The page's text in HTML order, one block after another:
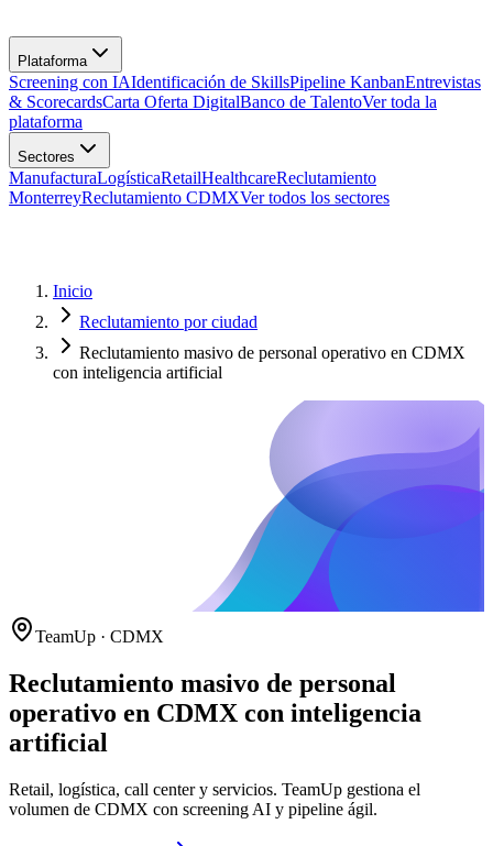
Screening con IAIdentificación de SkillsPipeline KanbanEntrevistas
& ScorecardsCarta Oferta DigitalBanco de TalentoVer toda la
plataforma
ManufacturaLogísticaRetailHealthcareReclutamiento
MonterreyReclutamiento CDMXVer todos los sectores
Inicio
Reclutamiento por ciudad
Reclutamiento masivo de personal operativo en CDMX
con inteligencia artificial
TeamUp · CDMX
Reclutamiento masivo de personal
operativo en CDMX con inteligencia
artificial
Retail, logística, call center y servicios. TeamUp gestiona el
volumen de CDMX con screening AI y pipeline ágil.